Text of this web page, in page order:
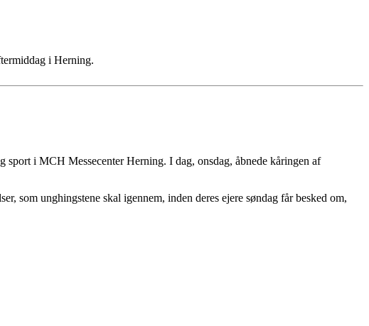
i Herning.
i MCH Messecenter Herning. I dag, onsdag, åbnede kåringen af
som unghingstene skal igennem, inden deres ejere søndag får besked om,